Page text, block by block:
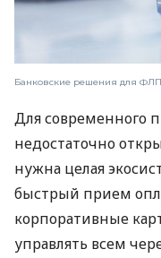
Банковские решения для ФЛП
Для современного
недостаточно
нужна целая
быстрый прием
корпоративные
управлять всем